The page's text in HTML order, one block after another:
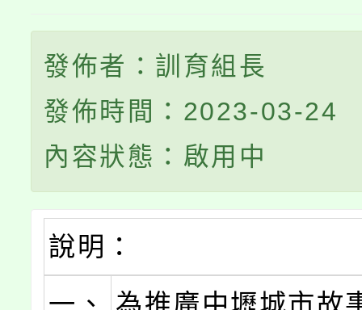
發佈者：訓育組長
發佈時間：2023-03-24
內容狀態：啟用中
說明：
一、
為推廣中壢城市故